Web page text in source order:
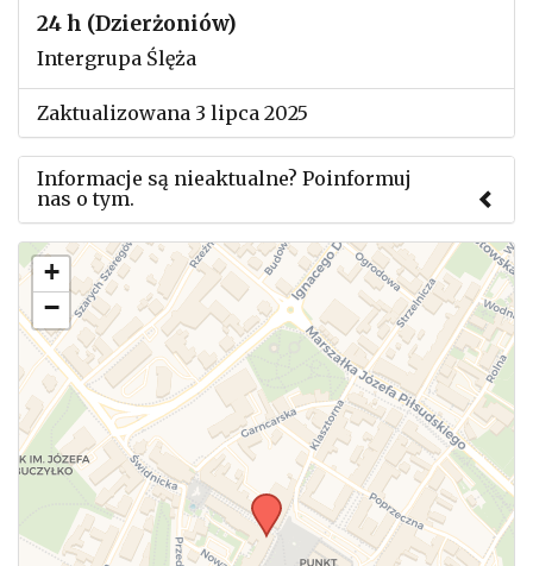
24 h (Dzierżoniów)
Intergrupa Ślęża
Zaktualizowana 3 lipca 2025
Informacje są nieaktualne? Poinformuj
nas o tym.
Użyj tego formularza aby przesłać informację o
zmianach w powyższym mityngu.
+
−